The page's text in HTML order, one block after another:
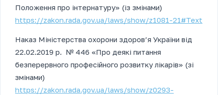
Положення про інтернатуру» (із змінами)
https://zakon.rada.gov.ua/laws/show/z1081-21#Text
Наказ Міністерства охорони здоров’я України від
22.02.2019 р. № 446 «Про деякі питання
безперервного професійного розвитку лікарів» (зі
змінами)
https://zakon.rada.gov.ua/laws/show/z0293-